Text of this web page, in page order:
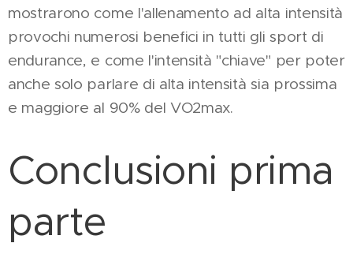
mostrarono come l'allenamento ad alta intensità
provochi numerosi benefici in tutti gli sport di
endurance, e come l'intensità "chiave" per poter
anche solo parlare di alta intensità sia prossima
e maggiore al 90% del VO2max.
Conclusioni prima
parte